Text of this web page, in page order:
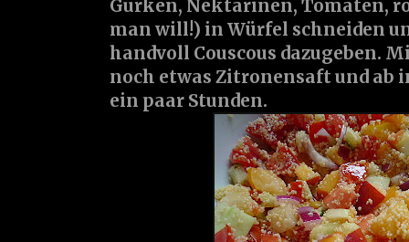
Gurken, Nektarinen, Tomaten,
man will!) in Würfel schneiden
handvoll Couscous dazugeben.
noch etwas Zitronensaft und ab
ein paar Stunden.